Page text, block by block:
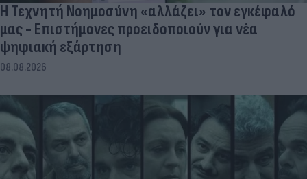
Η Τεχνητή Νοημοσύνη «αλλάζει» τον εγκέφαλό
μας - Eπιστήμονες προειδοποιούν για νέα
ψηφιακή εξάρτηση
08.08.2026